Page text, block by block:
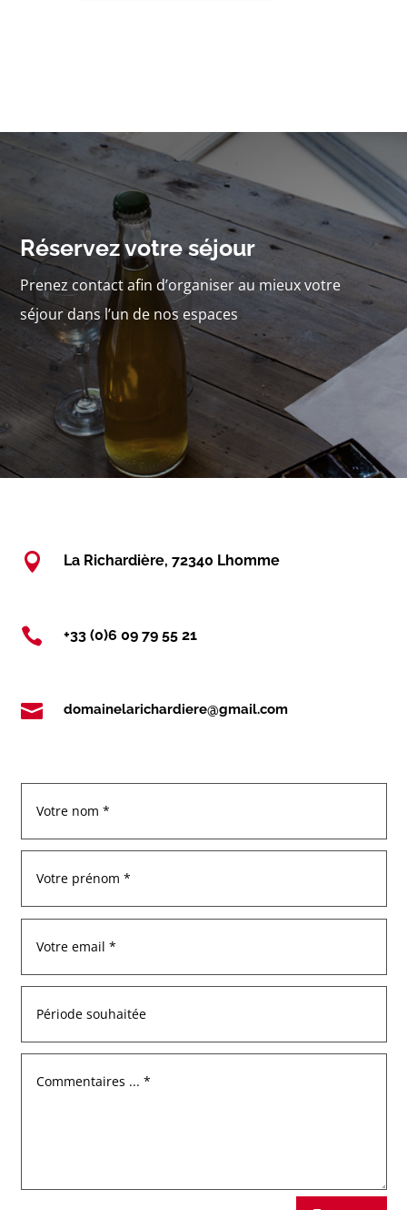
Réservez votre séjour
Prenez contact afin d’organiser au mieux votre
séjour dans l’un de nos espaces
 La Richardière, 72340 Lhomme
 +33 (0)6 09 79 55 21
 domainelarichardiere@gmail.com